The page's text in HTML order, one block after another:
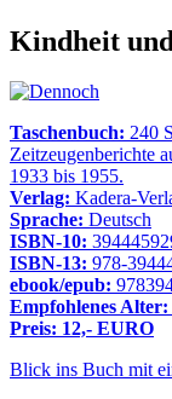
Kindheit
Taschenbuch: 240
Zeitzeugenberichte
1933 bis 1955.
Verlag: Kadera-
Sprache: Deutsch
ISBN-10:
ISBN-13: 978-
ebook/epub:
Empfohlenes Alter:
Preis: 12,- EURO
Blick ins Buch mit